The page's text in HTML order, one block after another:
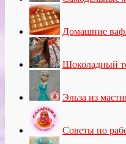
Домашние
Шоколадный
Эльза из
Советы по